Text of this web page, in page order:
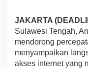
JAKARTA
Sulawesi Tengah,
mendorong
menyampaikan
akses internet yang